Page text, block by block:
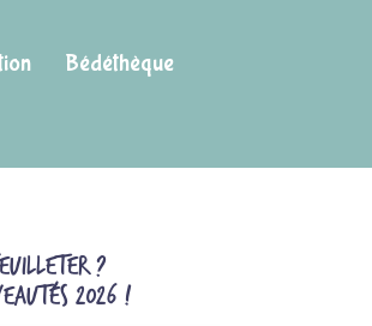
Bédéthèque
?
2026 !